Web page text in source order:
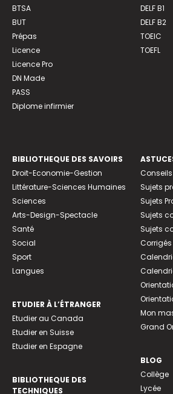
BTSA
BUT
Prépas
Licence
Licence Pro
DN Made
PASS
Diplome infirmier
DELF B1
DELF B2
TOEIC
TOEFL
BIBLIOTHEQUE DES SAVOIRS
Droit-Economie-Gestion
Littérature-Sciences Humaines
Sciences
Arts-Design-Spectacle
Santé
Social
Sport
Langues
ETUDIER À L’ÉTRANGER
Etudier au Canada
Etudier en Suisse
Etudier en Espagne
BIBLIOTHEQUE DES
TECHNIQUES
Sujets
Sujets
Sujets
Sujets
Mon
Grand
BLOG
Collège
Lycée